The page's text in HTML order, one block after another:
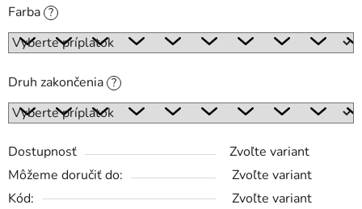
Farba ?
Druh zakončenia ?
Dostupnosť
Zvoľte variant
Môžeme doručiť do:
Zvoľte variant
Kód:
Zvoľte variant